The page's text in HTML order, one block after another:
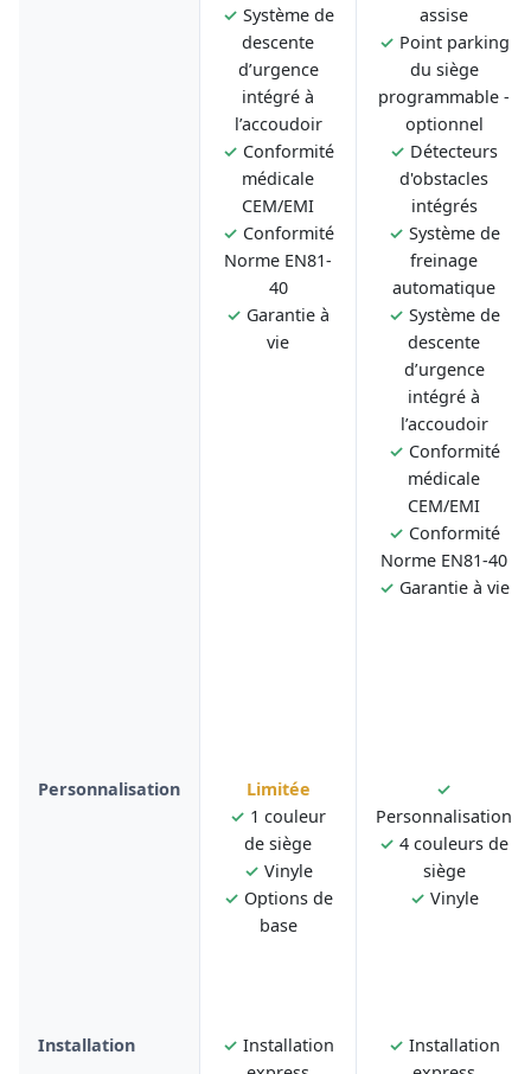
✓ Système de
descente
d’urgence
intégré à
l’accoudoir
✓ Conformité
médicale
CEM/EMI
✓ Conformité
Norme EN81-
40
✓ Garantie à
vie
assise
✓ Point parking
du siège
programmable -
optionnel
✓ Détecteurs
d'obstacles
intégrés
✓ Système de
freinage
automatique
✓ Système de
descente
d’urgence
intégré à
l’accoudoir
✓ Conformité
médicale
CEM/EMI
✓ Conformité
Norme EN81-40
✓ Garantie à vie
Personnalisation
Limitée
✓ 1 couleur
de siège
✓ Vinyle
✓ Options de
base
✓
Personnalisation
✓ 4 couleurs de
siège
✓ Vinyle
Installation ✓ Installation
✓ Installation